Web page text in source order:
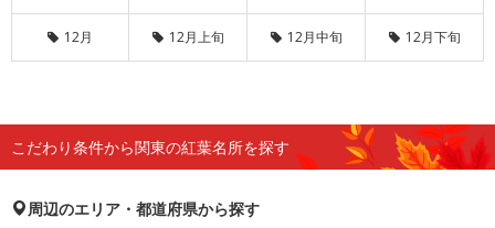
12月 12月上旬 12月中旬 12月下旬
こだわり条件から関東の紅葉名所を探す
周辺のエリア・都道府県から探す